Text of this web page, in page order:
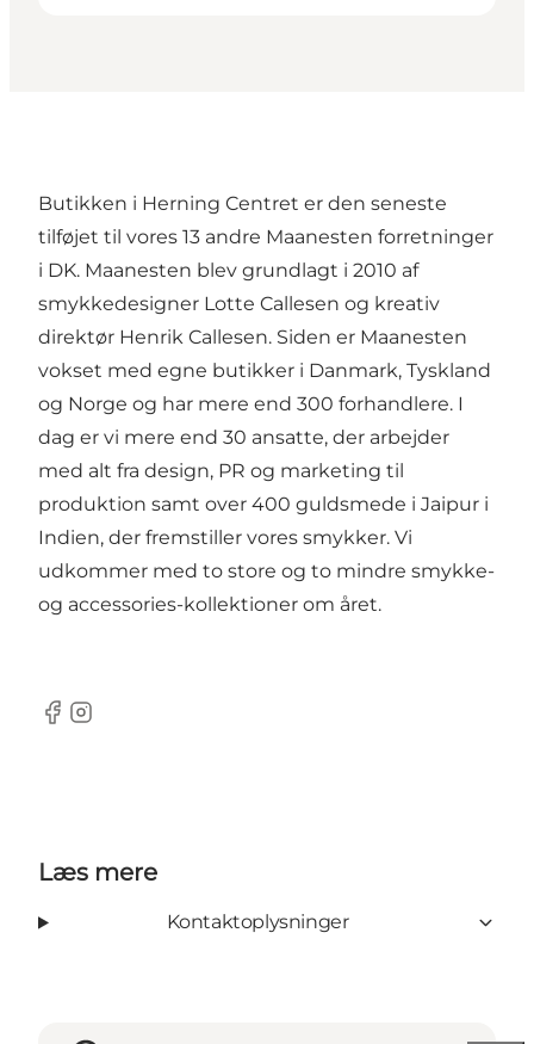
Butikken i Herning Centret er den seneste
tilføjet til vores 13 andre Maanesten forretninger
i DK. Maanesten blev grundlagt i 2010 af
smykkedesigner Lotte Callesen og kreativ
direktør Henrik Callesen. Siden er Maanesten
vokset med egne butikker i Danmark, Tyskland
og Norge og har mere end 300 forhandlere. I
dag er vi mere end 30 ansatte, der arbejder
med alt fra design, PR og marketing til
produktion samt over 400 guldsmede i Jaipur i
Indien, der fremstiller vores smykker. Vi
udkommer med to store og to mindre smykke-
og accessories-kollektioner om året.
Facebook
Instagram
Læs mere
Kontaktoplysninger